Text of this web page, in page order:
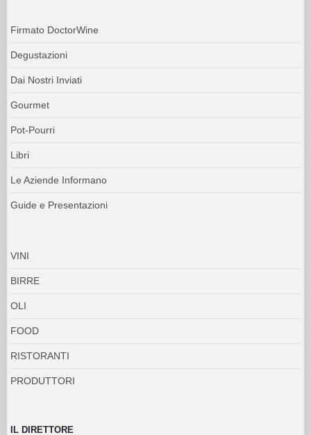
Firmato DoctorWine
Degustazioni
Dai Nostri Inviati
Gourmet
Pot-Pourri
Libri
Le Aziende Informano
Guide e Presentazioni
VINI
BIRRE
OLI
FOOD
RISTORANTI
PRODUTTORI
IL DIRETTORE